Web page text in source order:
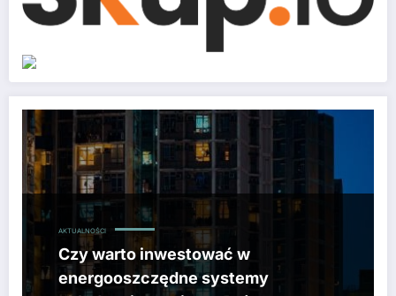
Czy warto inwestować w energooszczędne systemy chłodzenia
AKTUALNOŚCI
Czy warto inwestować w
energooszczędne systemy